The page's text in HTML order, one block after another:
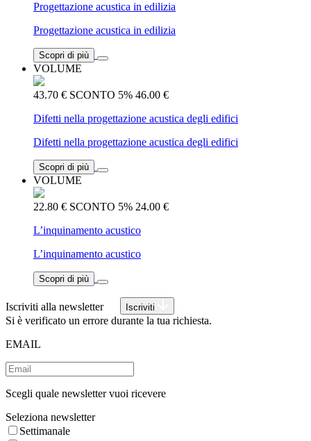
Progettazione acustica in edilizia
Progettazione acustica in edilizia
Scopri di più
VOLUME
43.70 € SCONTO 5% 46.00 €
Difetti nella progettazione acustica degli edifici
Difetti nella progettazione acustica degli edifici
Scopri di più
VOLUME
22.80 € SCONTO 5% 24.00 €
L’inquinamento acustico
L’inquinamento acustico
Scopri di più
Iscriviti alla newsletter Iscriviti
Si è verificato un errore durante la tua richiesta.
EMAIL
Scegli quale newsletter vuoi ricevere
Seleziona newsletter
Settimanale